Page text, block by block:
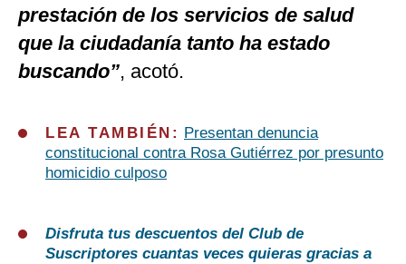
prestación de los servicios de salud
que la ciudadanía tanto ha estado
buscando”, acotó.
LEA TAMBIÉN:
Presentan denuncia
constitucional contra Rosa Gutiérrez por presunto
homicidio culposo
Disfruta tus descuentos del Club de
Suscriptores cuantas veces quieras gracias a